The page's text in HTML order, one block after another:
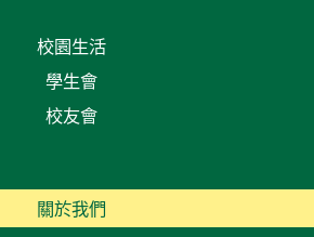
校園生活
學生會
校友會
關於我們